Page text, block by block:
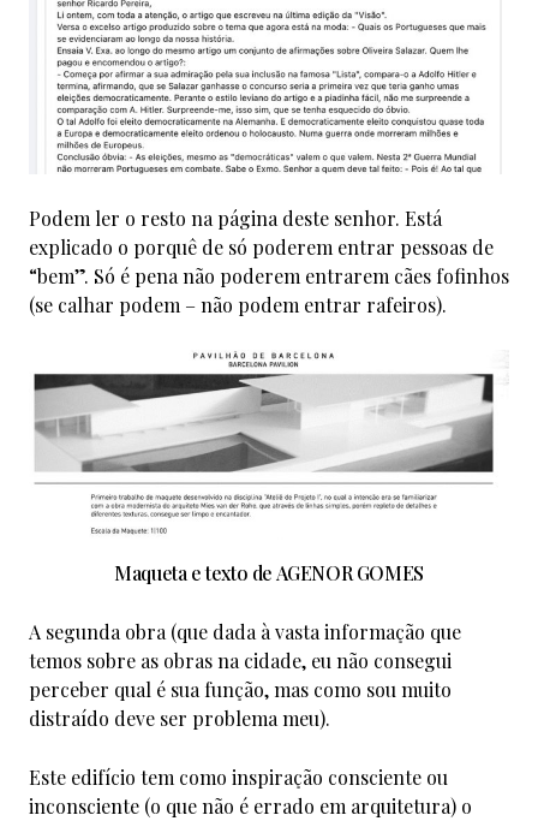
Podem ler o resto napáginadeste senhor. Está
explicado o porquê de só poderem entrar pessoas de
“bem”. Só é pena não poderem entrarem cães fofinhos
(se calhar podem – não podem entrar rafeiros).
Maqueta e texto de AGENOR GOMES
A segunda obra (que dada à vasta informação que
temos sobre as obras na cidade, eu não consegui
perceber qual é sua função, mas como sou muito
distraído deve ser problema meu).
Este edifício tem como inspiração consciente ou
inconsciente (o que não é errado em arquitetura) o